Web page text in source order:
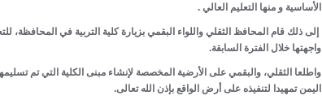
الأساسية و منها التعليم العالي .
إلى ذلك قام المحافظ الثقلي واللواء البقمي بزيارة كلية التربية في
واجهتها خلال الفترة السابقة.
واطلعا الثقلي، والبقمي على الأرضية المخصصة لإنشاء مبنى الكلية التي تم
اليمن تمهيدا لتنفيذه على أرض الواقع بإذن الله تعالى.